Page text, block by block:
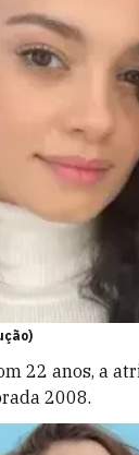
22 anos, a
2008.